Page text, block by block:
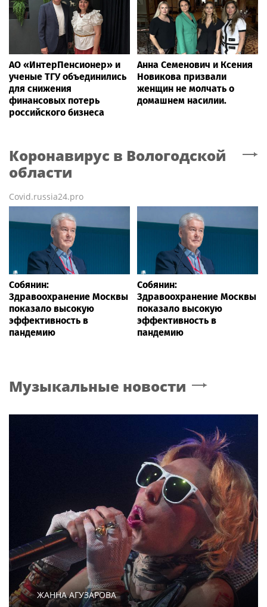
АО «ИнтерПенсионер» и
ученые ТГУ объединились
для снижения
финансовых потерь
российского бизнеса
Анна Семенович и Ксения
Новикова призвали
женщин не молчать о
домашнем насилии.
Коронавирус в Вологодской
области
Covid.russia24.pro
Собянин:
Здравоохранение Москвы
показало высокую
эффективность в
пандемию
Собянин:
Здравоохранение Москвы
показало высокую
эффективность в
пандемию
Музыкальные новости
ЖАННА АГУЗАРОВА